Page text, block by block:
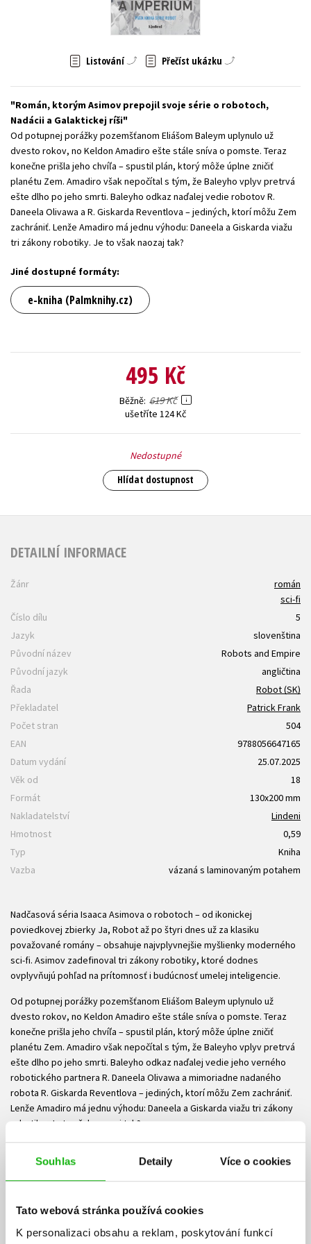
Souhlas Detaily Více o cookies
Tato webová stránka používá cookies
K personalizaci obsahu a reklam, poskytování funkcí
Zahraniční literatura
Listování Přečíst ukázku
Román, ktorým Asimov prepojil svoje série o robotoch,
Nadácii a Galaktickej ríši
Od potupnej porážky pozemšťanom Eliášom Baleym uplynulo už
dvesto rokov, no Keldon Amadiro ešte stále sníva o pomste. Teraz
konečne prišla jeho chvíľa – spustil plán, ktorý môže úplne zničiť
planétu Zem. Amadiro však nepočítal s tým, že Baleyho vplyv pretrvá
ešte dlho po jeho smrti. Baleyho odkaz naďalej vedie robotov R.
Daneela Olivawa a R. Giskarda Reventlova – jediných, ktorí môžu Zem
zachrániť. Lenže Amadiro má jednu výhodu: Daneela a Giskarda viažu
tri zákony robotiky. Je to však naozaj tak?
Jiné dostupné formáty:
e-kniha (Palmknihy.cz)
495 Kč
Běžně 619 Kč
ušetříte 124 Kč
Nedostupné
Hlídat dostupnost
DETAILNÍ INFORMACE
Žánr
román
sci-fi
Číslo dílu
5
Jazyk
slovenština
Původní název
Robots and Empire
Původní jazyk
angličtina
Řada
Robot (SK)
Překladatel
Patrick Frank
Počet stran
504
EAN
9788056647165
Datum vydání
25.07.2025
Věk od
18
Formát
130x200 mm
Nakladatelství
Lindeni
Hmotnost
0,59
Typ
Kniha
Vazba
vázaná s laminovaným potahem
Nadčasová séria Isaaca Asimova o robotoch – od ikonickej
poviedkovej zbierky Ja, Robot až po štyri dnes už za klasiku
považované romány – obsahuje najvplyvnejšie myšlienky moderného
sci-fi. Asimov zadefinoval tri zákony robotiky, ktoré dodnes
ovplyvňujú pohľad na prítomnosť i budúcnosť umelej inteligencie.
Od potupnej porážky pozemšťanom Eliášom Baleym uplynulo už
dvesto rokov, no Keldon Amadiro ešte stále sníva o pomste. Teraz
konečne prišla jeho chvíľa – spustil plán, ktorý môže úplne zničiť
planétu Zem. Amadiro však nepočítal s tým, že Baleyho vplyv pretrvá
ešte dlho po jeho smrti. Baleyho odkaz naďalej vedie jeho verného
robotického partnera R. Daneela Olivawa a mimoriadne nadaného
robota R. Giskarda Reventlova – jediných, ktorí môžu Zem zachrániť.
Lenže Amadiro má jednu výhodu: Daneela a Giskarda viažu tri zákony
robotiky. Je to však naozaj tak?
spája jeho klasické príbehy o robotoch s budúcim formovaním
Galaktického Impéria.
Ke stažení